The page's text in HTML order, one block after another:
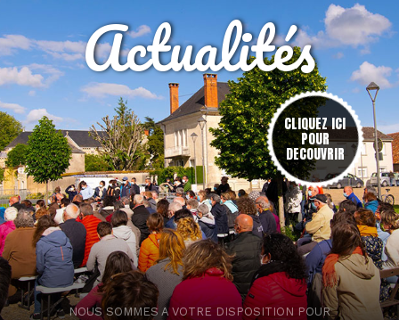
NOUS SOMMES A VOTRE DISPOSITION POUR
CLIQUEZ ICI
POUR
DECOUVRIR
Actualités